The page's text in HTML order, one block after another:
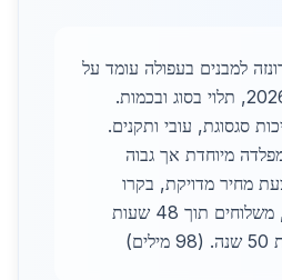
למבנים בעפולה עומד על
32,000 ₪ בשנת 2026, תלוי בסוג ובכמות.
סגסוגת, עובי ותקנים.
מיוחדת אך גבוה
מחיר מדויקת, בקרו
ב-/quote. בעפולה, משלוחים תוך 48 שעות